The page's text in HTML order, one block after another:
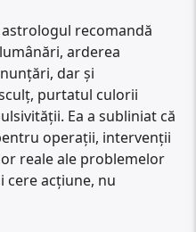
recomandă
arderea
dar și
purtatul culorii
Ea a subliniat că
operații, intervenții
reale ale problemelor
cere acțiune, nu